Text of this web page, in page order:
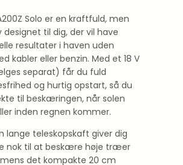
Solo er en kraftfuld, men
designet til dig, der vil have
resultater i haven uden
kabler eller benzin. Med et 18 V
separat) får du fuld
og hurtig opstart, så du
til beskæringen, når solen
inden regnen kommer.
lange teleskopskaft giver dig
nok til at beskære høje træer
det kompakte 20 cm